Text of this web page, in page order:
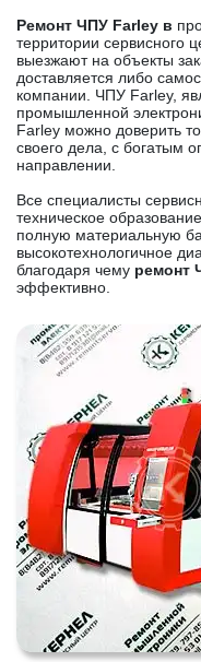
Ремонт ЧПУ Farley в
территории сервисного
выезжают на объекты
доставляется либо
компании. ЧПУ Farley,
промышленной
Farley можно доверить
своего дела, с богатым
направлении.
Все специалисты
техническое
полную материальную
высокотехнологичное
благодаря чему ремонт
эффективно.